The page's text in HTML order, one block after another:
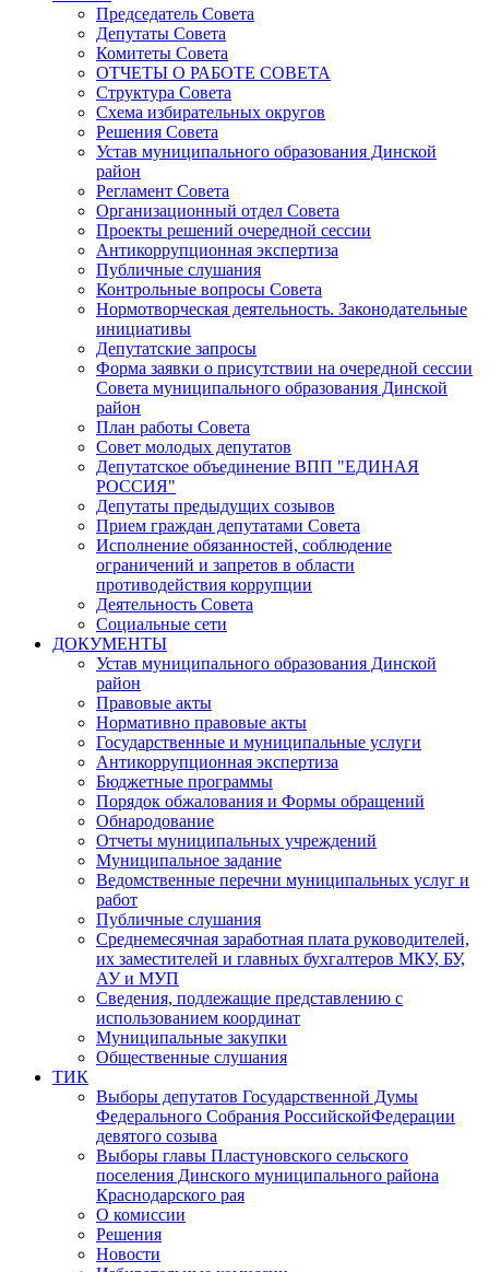
Председатель Совета
Депутаты Совета
Комитеты Совета
ОТЧЕТЫ О РАБОТЕ СОВЕТА
Структура Совета
Схема избирательных округов
Решения Совета
Устав муниципального образования Динской
район
Регламент Совета
Организационный отдел Совета
Проекты решений очередной сессии
Антикоррупционная экспертиза
Публичные слушания
Контрольные вопросы Совета
Нормотворческая деятельность. Законодательные
инициативы
Депутатские запросы
Форма заявки о присутствии на очередной сессии
Совета муниципального образования Динской
район
План работы Совета
Совет молодых депутатов
Депутатское объединение ВПП "ЕДИНАЯ
РОССИЯ"
Депутаты предыдущих созывов
Прием граждан депутатами Совета
Исполнение обязанностей, соблюдение
ограничений и запретов в области
противодействия коррупции
Деятельность Совета
Социальные сети
ДОКУМЕНТЫ
Устав муниципального образования Динской
район
Правовые акты
Нормативно правовые акты
Государственные и муниципальные услуги
Антикоррупционная экспертиза
Бюджетные программы
Порядок обжалования и Формы обращений
Обнародование
Отчеты муниципальных учреждений
Муниципальное задание
Ведомственные перечни муниципальных услуг и
работ
Публичные слушания
Среднемесячная заработная плата руководителей,
их заместителей и главных бухгалтеров МКУ, БУ,
АУ и МУП
Сведения, подлежащие представлению с
использованием координат
Муниципальные закупки
Общественные слушания
ТИК
Выборы депутатов Государственной Думы
Федерального Собрания РоссийскойФедерации
девятого созыва
Выборы главы Пластуновского сельского
поселения Динского муниципального района
Краснодарского рая
О комиссии
Решения
Новости